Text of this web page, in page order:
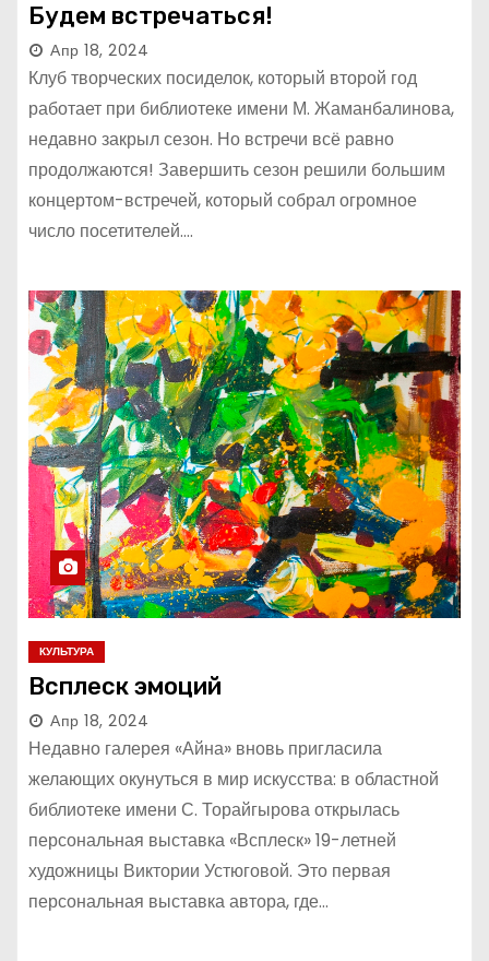
Будем встречаться!
Апр 18, 2024
Клуб творческих посиделок, который второй год
работает при библиотеке имени М. Жаманбалинова,
недавно закрыл сезон. Но встречи всё равно
продолжаются! Завершить сезон решили большим
концертом-встречей, который собрал огромное
число посетителей.…
КУЛЬТУРА
Всплеск эмоций
Апр 18, 2024
Недавно галерея «Айна» вновь пригласила
желающих окунуться в мир искусства: в областной
библиотеке имени С. Торайгырова открылась
персональная выставка «Всплеск» 19-летней
художницы Виктории Устюговой. Это первая
персональная выставка автора, где…